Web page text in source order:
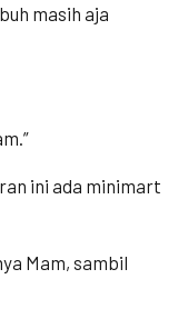
masih aja
ini ada minimart
Mam, sambil